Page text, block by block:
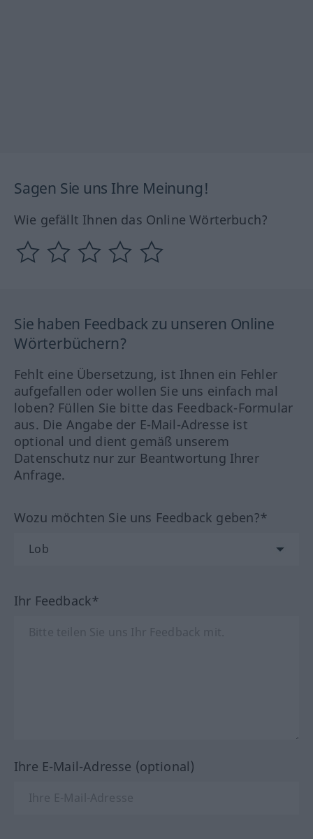
Sagen Sie uns Ihre Meinung!
Wie gefällt Ihnen das Online Wörterbuch?
Sie haben Feedback zu unseren Online
Wörterbüchern?
Fehlt eine Übersetzung, ist Ihnen ein Fehler
aufgefallen oder wollen Sie uns einfach mal
loben? Füllen Sie bitte das Feedback-Formular
aus. Die Angabe der E-Mail-Adresse ist
optional und dient gemäß unserem
Datenschutz nur zur Beantwortung Ihrer
Anfrage.
Wozu möchten Sie uns Feedback geben?*
Ihr Feedback*
Ihre E-Mail-Adresse (optional)